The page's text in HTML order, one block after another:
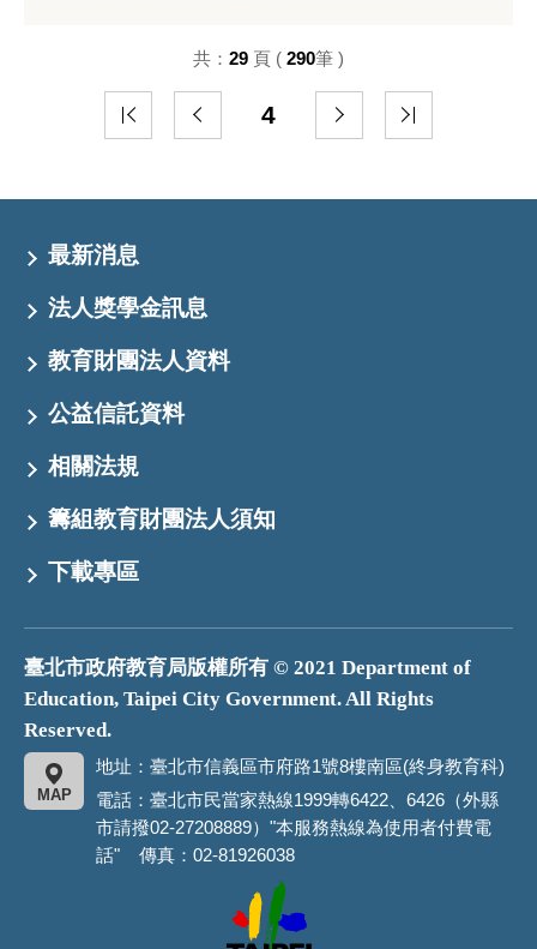
4
共： 29 頁 ( 290筆 )
最新消息
法人獎學金訊息
教育財團法人資料
公益信託資料
相關法規
籌組教育財團法人須知
下載專區
臺北市政府教育局版權所有 © 2021 Department of
Education, Taipei City Government. All Rights
Reserved.
地址：臺北市信義區市府路1號8樓南區(終身教育科)
MAP
電話：臺北市民當家熱線1999轉6422、6426（外縣
市請撥02-27208889）"本服務熱線為使用者付費電
話" 傳真：02-81926038
市
政